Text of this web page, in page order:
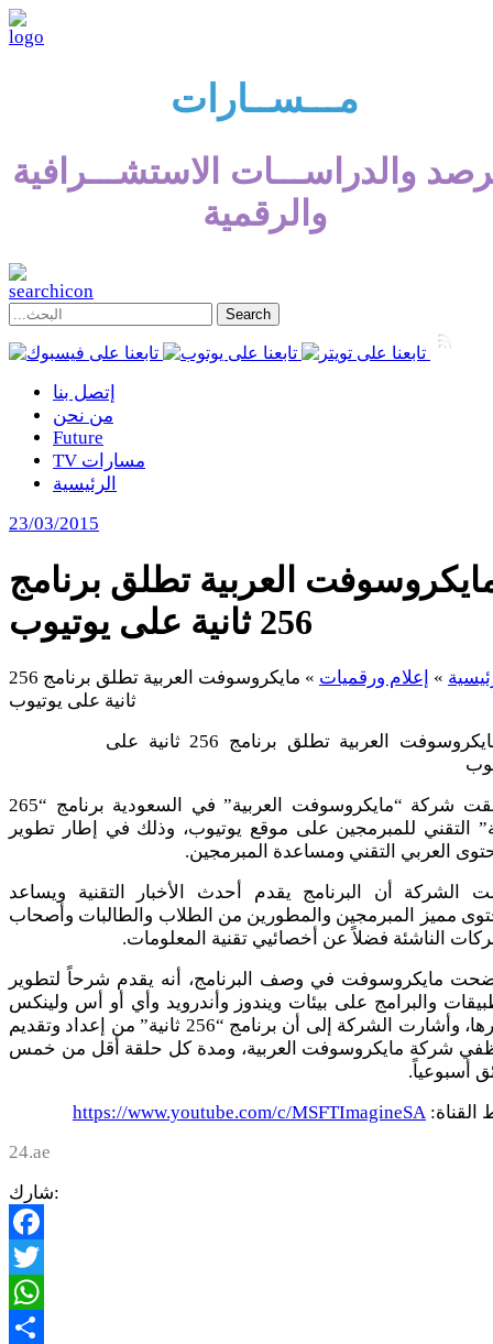
مـــســارات
والدراســـات الاستشـــرافية
والرقمية
إتصل بنا
من نحن
Future
TV مسارات
الرئيسية
23/03/2015
العربية تطلق برنامج
256 ثانية على يوتيوب
» إعلام ورقميات »
مايكروسوفت العربية تطلق برنامج 256
ثانية على يوتيوب
أطلقت شركة “مايكروسوفت العربية” في السعودية برنامج “265
التقني للمبرمجين على موقع يوتيوب، وذلك في إطار تطوير
العربي التقني ومساعدة المبرمجين.
الشركة أن البرنامج يقدم أحدث الأخبار التقنية ويساعد
مميز المبرمجين والمطورين من الطلاب والطالبات وأصحاب
الناشئة فضلاً عن أخصائيي تقنية المعلومات.
مايكروسوفت في وصف البرنامج، أنه يقدم شرحاً لتطوير
والبرامج على بيئات ويندوز وأندرويد وأي أو أس ولينكس
وغيرها، وأشارت الشركة إلى أن برنامج “256 ثانية” من إعداد وتقديم
شركة مايكروسوفت العربية، ومدة كل حلقة أقل من خمس
أسبوعياً.
القناة: https://www.youtube.com/c/MSFTImagineSA
24.ae
شارك:
Facebook
Twitter
WhatsApp